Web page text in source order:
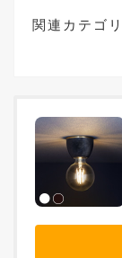
関連カテゴリ